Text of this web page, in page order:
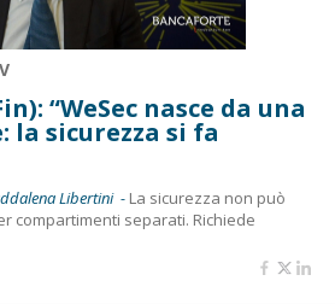
“WeSec nasce da una
la sicurezza si fa
Libertini - La sicurezza non può
compartimenti separati. Richiede